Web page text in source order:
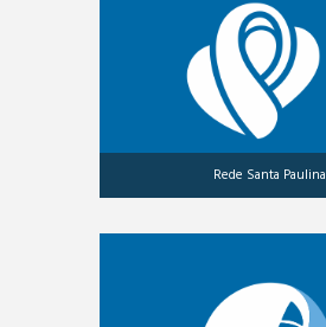
Rede Santa Paulina